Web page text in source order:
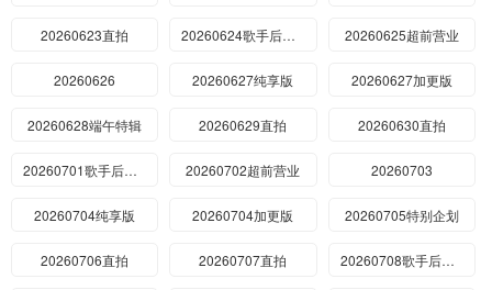
20260623直拍 20260624歌手后花园 20260625超前营业
20260626 20260627纯享版 20260627加更版
20260628端午特辑 20260629直拍 20260630直拍
20260701歌手后花园 20260702超前营业 20260703
20260704纯享版 20260704加更版 20260705特别企划
20260706直拍 20260707直拍 20260708歌手后花园